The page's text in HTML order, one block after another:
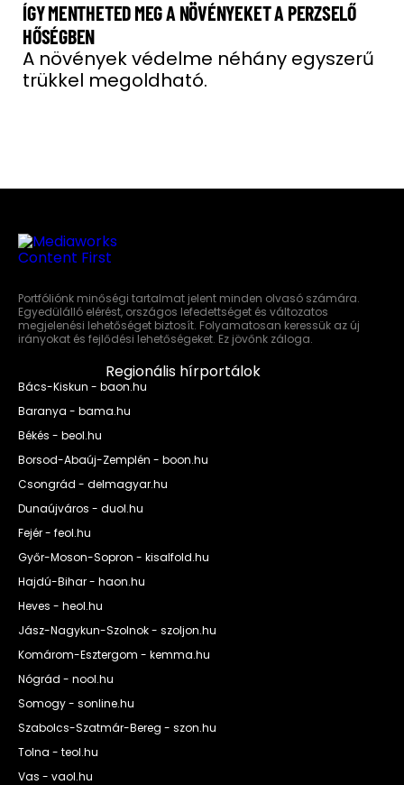
ÍGY MENTHETED MEG A NÖVÉNYEKET A PERZSELŐ
HŐSÉGBEN
A növények védelme néhány egyszerű
trükkel megoldható.
Portfóliónk minőségi tartalmat jelent minden olvasó számára.
Egyedülálló elérést, országos lefedettséget és változatos
megjelenési lehetőséget biztosít. Folyamatosan keressük az új
irányokat és fejlődési lehetőségeket. Ez jövőnk záloga.
Regionális hírportálok
Bács-Kiskun - baon.hu
Baranya - bama.hu
Békés - beol.hu
Borsod-Abaúj-Zemplén - boon.hu
Csongrád - delmagyar.hu
Dunaújváros - duol.hu
Fejér - feol.hu
Győr-Moson-Sopron - kisalfold.hu
Hajdú-Bihar - haon.hu
Heves - heol.hu
Jász-Nagykun-Szolnok - szoljon.hu
Komárom-Esztergom - kemma.hu
Nógrád - nool.hu
Somogy - sonline.hu
Szabolcs-Szatmár-Bereg - szon.hu
Tolna - teol.hu
Vas - vaol.hu